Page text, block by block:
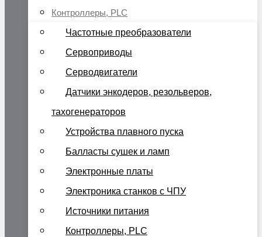
Контроллеры, PLC
Частотные преобразователи
Сервоприводы
Серводвигатели
Датчики энкодеров, резольверов,
тахогенераторов
Устройства плавного пуска
Балласты сушек и ламп
Электронные платы
Электроника станков с ЧПУ
Источники питания
Контроллеры, PLC